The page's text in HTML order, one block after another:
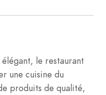
le restaurant
une cuisine du
produits de qualité,